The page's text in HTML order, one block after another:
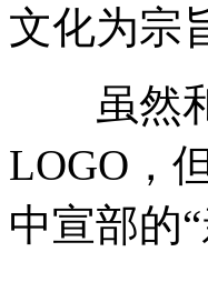
文化为宗
虽然和
LOGO，
中宣部的